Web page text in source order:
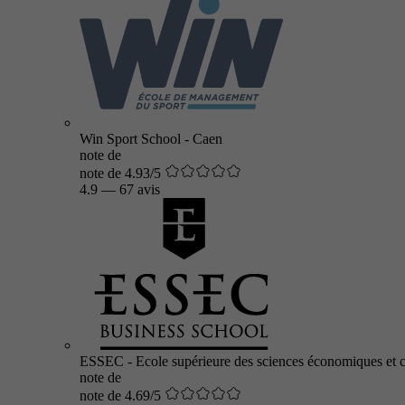
Win Sport School - Caen
note de
note de 4.93/5
4.9 — 67 avis
ESSEC - Ecole supérieure des sciences économiques et
note de
note de 4.69/5